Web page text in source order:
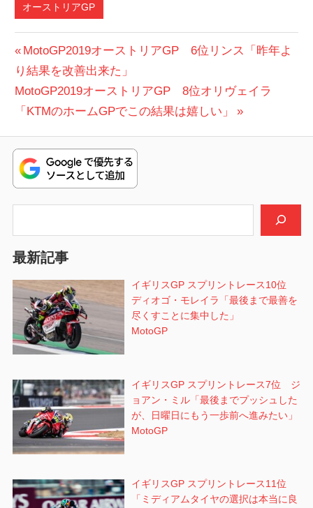
オーストリアGP
投
稿
ナ
ビ
ゲ
ー
ン
前
の
投
稿:
MotoGP2019オーストリアGP 6位リンス「昨年よ
り結果を改善出来た」
次
の
稿:
MotoGP2019オーストリアGP 8位オリヴェイラ
「KTMのホームGPでこの結果は嬉しい」
最新記事
イギリスGP スプリントレース10位
ディオゴ・モレイラ「最後まで最善を
尽くすことに集中した」
MotoGP
イギリスGP スプリントレース7位 ジ
ョアン・ミル「最後までプッシュした
が、日曜日にもう一歩前へ進みたい」
MotoGP
イギリスGP スプリントレース11位
「ミディアムタイヤの選択は本当に良